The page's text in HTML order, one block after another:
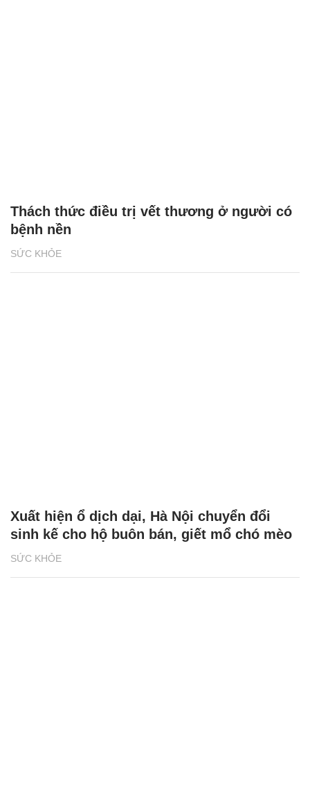
SỨC KHỎE
Thách thức điều trị vết thương ở người có
bệnh nền
SỨC KHỎE
Xuất hiện ổ dịch dại, Hà Nội chuyển đổi
sinh kế cho hộ buôn bán, giết mổ chó mèo